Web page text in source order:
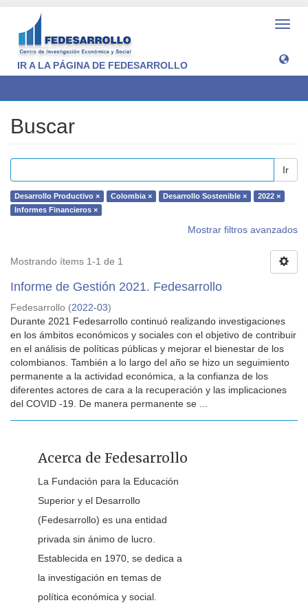
IR A LA PÁGINA DE FEDESARROLLO
Buscar
Ir
Desarrollo Productivo × Colombia × Desarrollo Sostenible ×
2022 ×
Informes Financieros ×
Mostrar filtros avanzados
Mostrando ítems 1-1 de 1
Informe de Gestión 2021. Fedesarrollo
Fedesarrollo (2022-03)
Durante 2021 Fedesarrollo continuó realizando investigaciones
en los ámbitos económicos y sociales con el objetivo de contribuir
en el análisis de políticas públicas y mejorar el bienestar de los
colombianos. También a lo largo del año se hizo un seguimiento
permanente a la actividad económica, a la confianza de los
diferentes actores de cara a la recuperación y las implicaciones
del COVID -19. De manera permanente se ...
Acerca de Fedesarrollo
La Fundación para la Educación
Superior y el Desarrollo
(Fedesarrollo) es una entidad
privada sin ánimo de lucro.
Establecida en 1970, se dedica a
la investigación en temas de
política económica y social.